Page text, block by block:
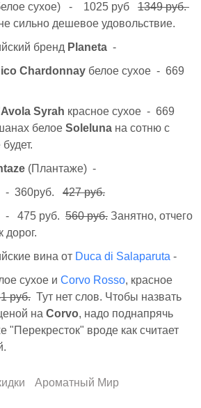
сухое) - 1025 руб 1349 руб.
сильно дешевое удовольствие.
бренд Planeta -
Chardonnay белое сухое - 669
Syrah красное сухое - 669
белое Soleluna на сотню с
(Плантаже) -
- 360руб. 427 руб.
- 475 руб. 560 руб. Занятно, отчего
дорог.
вина от Duca di Salaparuta -
сухое и Corvo Rosso, красное
руб. Тут нет слов. Чтобы назвать
на Corvo, надо поднапрячь
"Перекресток" вроде как считает
Ароматный Мир